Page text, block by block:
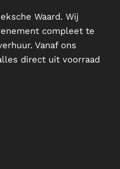
Waard. Wij
compleet te
Vanaf ons
direct uit voorraad